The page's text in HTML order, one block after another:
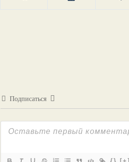
Подписаться